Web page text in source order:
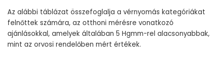
Az alábbi táblázat összefoglalja a vérnyomás kategóriákat
felnőttek számára, az otthoni mérésre vonatkozó
ajánlásokkal, amelyek általában 5 Hgmm-rel alacsonyabbak,
mint az orvosi rendelőben mért értékek.